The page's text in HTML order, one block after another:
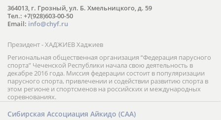
364013, г. Грозный, ул. Б. Хмельницкого, д. 59
Тел.: +7(928)603-00-50
Email: info@chyf.ru
Президент - ХАДЖИЕВ Хаджиев
Региональная общественная организация “Федерация парусного
спорта” Чеченской Республики начала свою деятельность в
декабре 2016 года. Миссия федерации состоит в популяризации
парусного спорта, привлечении и содействии развитию спорта в
этом регионе и спортсменов на российских и международных
соревнованиях.
Сибирская Ассоциация Айкидо (САА)